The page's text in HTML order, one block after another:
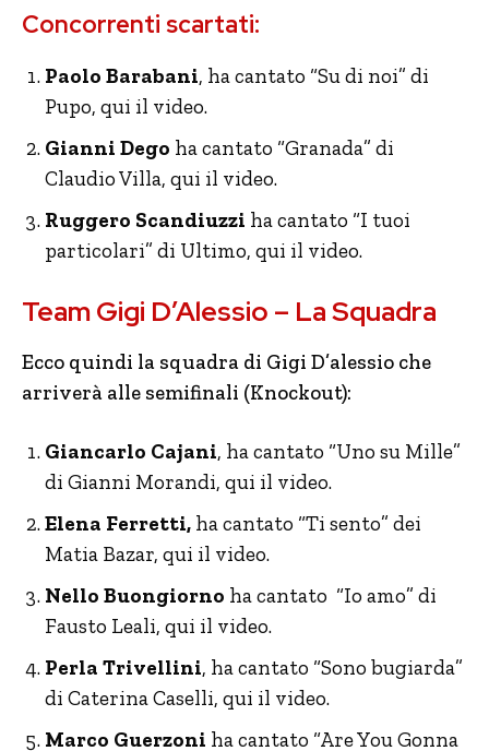
Concorrenti scartati:
Paolo Barabani, ha cantato “Su di noi” di
Pupo, qui il video.
Gianni Dego ha cantato “Granada” di
Claudio Villa, qui il video.
Ruggero Scandiuzzi ha cantato “I tuoi
particolari” di Ultimo, qui il video.
Team Gigi D’Alessio – La Squadra
Ecco quindi la squadra di Gigi D’alessio che
arriverà alle semifinali (Knockout):
Giancarlo Cajani, ha cantato “Uno su Mille”
di Gianni Morandi, qui il video.
Elena Ferretti, ha cantato “Ti sento” dei
Matia Bazar, qui il video.
Nello Buongiorno ha cantato “Io amo” di
Fausto Leali, qui il video.
Perla Trivellini, ha cantato “Sono bugiarda”
di Caterina Caselli, qui il video.
Marco Guerzoni ha cantato “Are You Gonna